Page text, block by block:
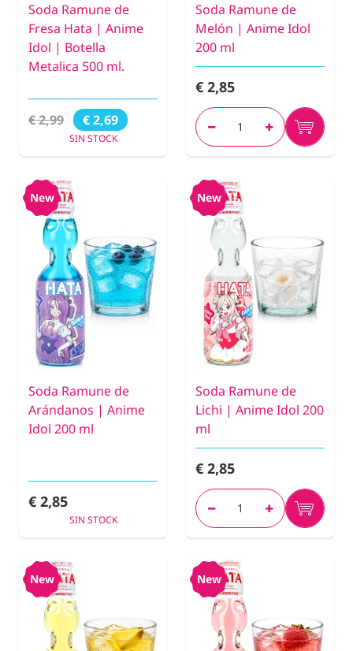
Soda Ramune de
Fresa Hata | Anime
Idol | Botella
Metalica 500 ml.
€ 2,99 € 2,69
SIN STOCK
Soda Ramune de
Melón | Anime Idol
200 ml
€ 2,85
New
Soda Ramune de
Arándanos | Anime
Idol 200 ml
€ 2,85
SIN STOCK
New
Soda Ramune de
Lichi | Anime Idol 200
ml
€ 2,85
New New